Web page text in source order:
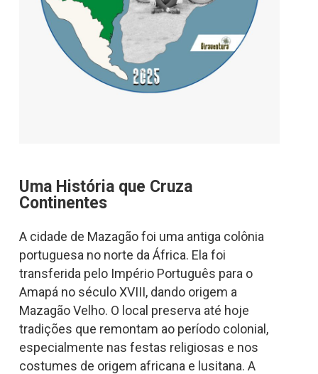
Uma História que Cruza
Continentes
A cidade de Mazagão foi uma antiga colônia
portuguesa no norte da África. Ela foi
transferida pelo Império Português para o
Amapá no século XVIII, dando origem a
Mazagão Velho. O local preserva até hoje
tradições que remontam ao período colonial,
especialmente nas festas religiosas e nos
costumes de origem africana e lusitana. A